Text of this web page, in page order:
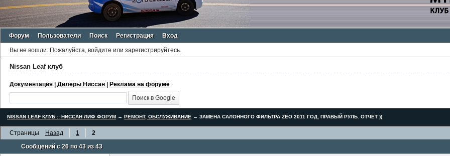
Форум Пользователи Поиск Регистрация Вход
Вы не вошли. Пожалуйста, войдите или зарегистрируйтесь.
Nissan Leaf клуб
Документация | Дилеры Ниссан | Реклама на форуме
NISSAN LEAF КЛУБ :: НИССАН ЛИФ ФОРУМ → РЕМОНТ, ОБСЛУЖИВАНИЕ →ЗАМЕНА САЛОННОГО ФИЛЬТРА ZEO 2011 ГОД, ПРАВЫЙ РУЛЬ. ОТЧЕТ ))
Страницы Назад 1
2
Сообщений с 26 по 43 из 43